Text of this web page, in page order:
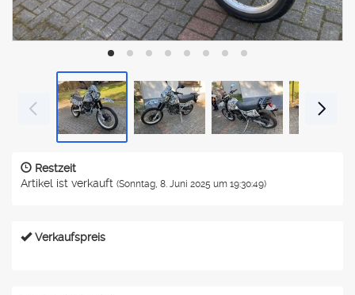
Restzeit
Artikel ist verkauft (Sonntag, 8. Juni 2025 um 19:30:49)
Verkaufspreis